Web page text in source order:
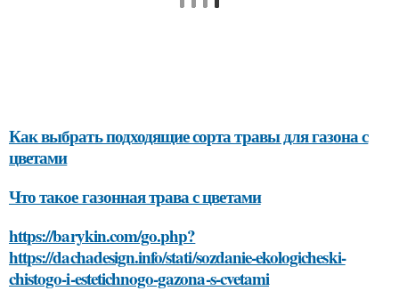
Как выбрать подходящие сорта травы для газона с
цветами
Что такое газонная трава с цветами
https://barykin.com/go.php?
https://dachadesign.info/stati/sozdanie-ekologicheski-
chistogo-i-estetichnogo-gazona-s-cvetami